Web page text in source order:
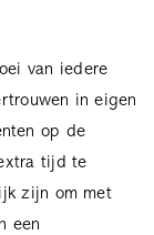
van iedere
in eigen
op de
tijd te
zijn om met
een